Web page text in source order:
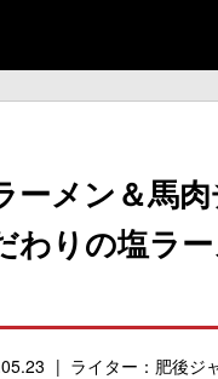
ーメン＆馬
わりの塩ラ
ライター：肥後ジ